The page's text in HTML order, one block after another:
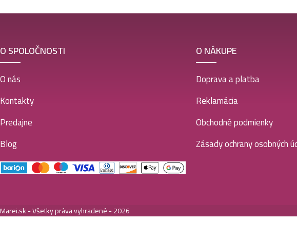
O SPOLOČNOSTI
O nás
Kontakty
Predajne
Blog
O NÁKUPE
Doprava a platba
Reklamácia
Obchodné podmienky
Zásady ochrany osobných
Marei.sk - Všetky práva vyhradené - 2026